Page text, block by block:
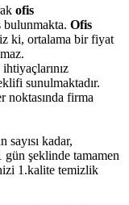
ofis
bulunmakta. Ofis
ki, ortalama bir fiyat
sunulmaktadır.
noktasında firma
kadar,
şeklinde tamamen
1.kalite temizlik